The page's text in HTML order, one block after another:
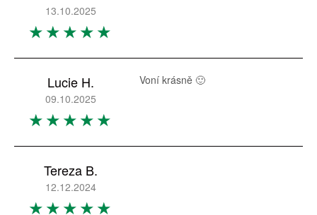
13.10.2025
Lucie H.
09.10.2025
Voní krásně 🙂
Tereza B.
12.12.2024